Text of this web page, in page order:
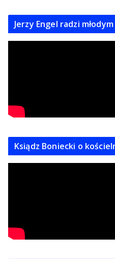
Jerzy Engel radzi
Ksiądz Boniecki o